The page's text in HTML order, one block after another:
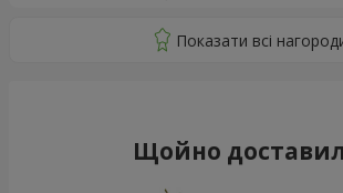
Щойно